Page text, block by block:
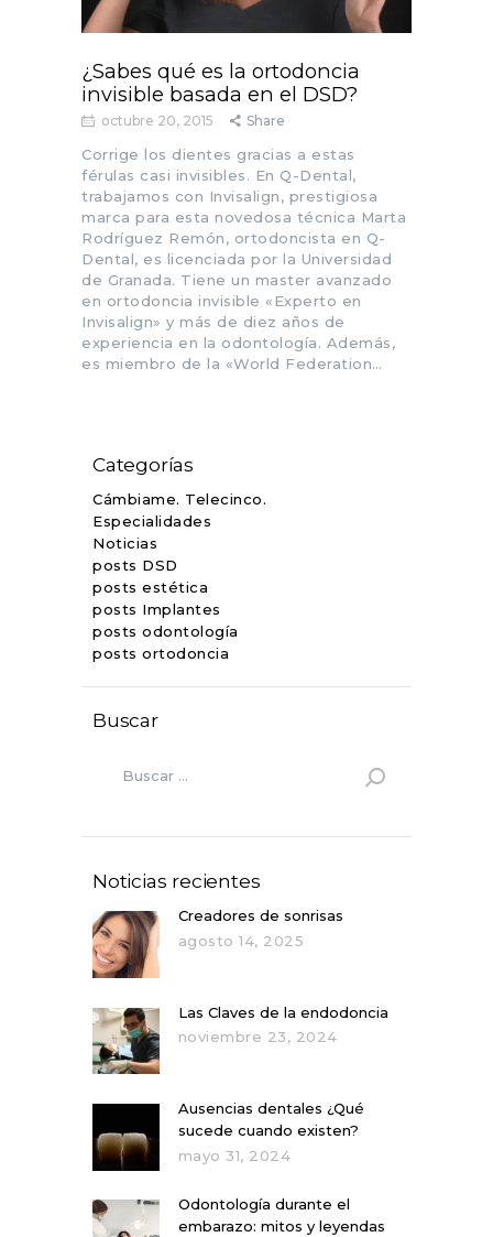
¿Sabes qué es la ortodoncia
invisible basada en el DSD?
octubre 20, 2015 Share
Corrige los dientes gracias a estas
férulas casi invisibles. En Q-Dental,
trabajamos con Invisalign, prestigiosa
marca para esta novedosa técnica Marta
Rodríguez Remón, ortodoncista en Q-
Dental, es licenciada por la Universidad
de Granada. Tiene un master avanzado
en ortodoncia invisible «Experto en
Invisalign» y más de diez años de
experiencia en la odontología. Además,
es miembro de la «World Federation…
Categorías
Cámbiame. Telecinco.
Especialidades
Noticias
posts DSD
posts estética
posts Implantes
posts odontología
posts ortodoncia
Buscar
Noticias recientes
Creadores de sonrisas
agosto 14, 2025
Las Claves de la endodoncia
noviembre 23, 2024
Ausencias dentales ¿Qué
sucede cuando existen?
mayo 31, 2024
Odontología durante el
embarazo: mitos y leyendas